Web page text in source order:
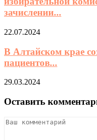
зачислении...
22.07.2024
В Алтайском крае
пациентов...
29.03.2024
Оставить